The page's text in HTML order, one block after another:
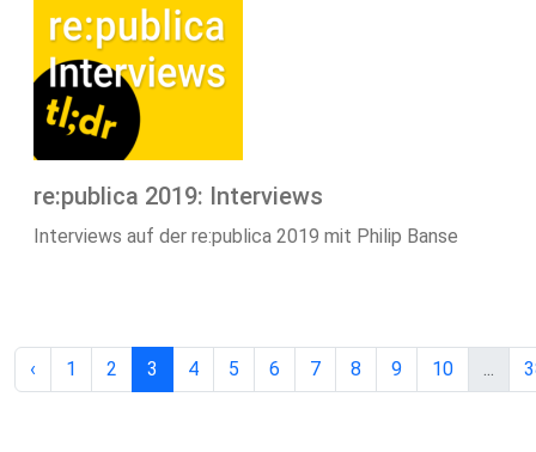
re:publica 2019: Interviews
Interviews auf der re:publica 2019 mit Philip Banse
‹ 1 2 3 4 5 6 7 8 9 10 ...